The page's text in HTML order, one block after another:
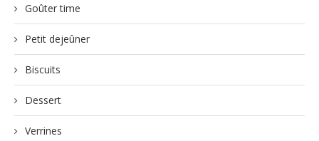
Goûter time
Petit dejeûner
Biscuits
Dessert
Verrines